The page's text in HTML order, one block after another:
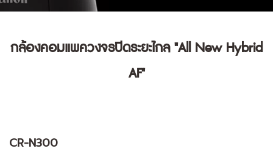
กล้องคอมแพควงจรปิดระยะไกล "All New Hybrid
AF"
CR-N300